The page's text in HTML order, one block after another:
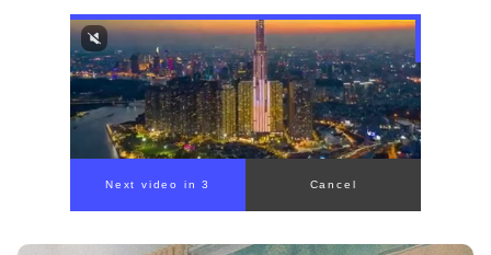
00:00/ 01:05